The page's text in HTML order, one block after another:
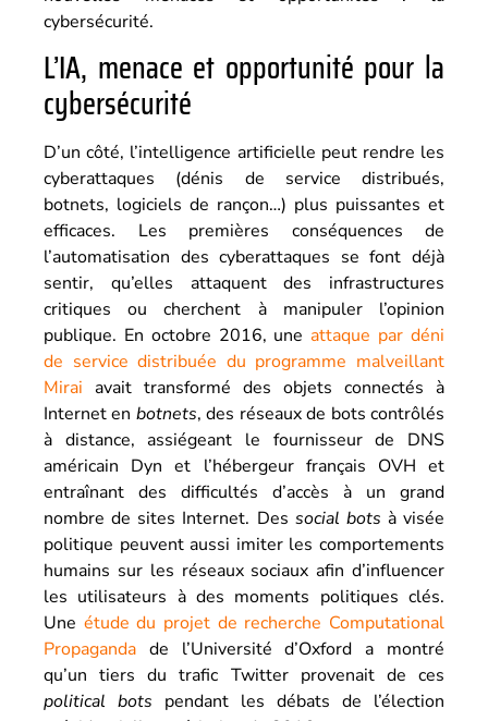
cybersécurité.
L’IA, menace et opportunité pour la
cybersécurité
D’un côté, l’intelligence artificielle peut rendre les
cyberattaques (dénis de service distribués,
botnets, logiciels de rançon…) plus puissantes et
efficaces. Les premières conséquences de
l’automatisation des cyberattaques se font déjà
sentir, qu’elles attaquent des infrastructures
critiques ou cherchent à manipuler l’opinion
publique. En octobre 2016, uneattaque par déni
de service distribuée du programme malveillant
Mirai avait transformé des objets connectés à
Internet en botnets, des réseaux de bots contrôlés
à distance, assiégeant le fournisseur de DNS
américain Dyn et l’hébergeur français OVH et
entraînant des difficultés d’accès à un grand
nombre de sites Internet. Des social bots à visée
politique peuvent aussi imiter les comportements
humains sur les réseaux sociaux afin d’influencer
les utilisateurs à des moments politiques clés.
Une étude du projet de recherche Computational
Propaganda de l’Université d’Oxford a montré
qu’un tiers du trafic Twitter provenait de ces
political bots pendant les débats de l’élection